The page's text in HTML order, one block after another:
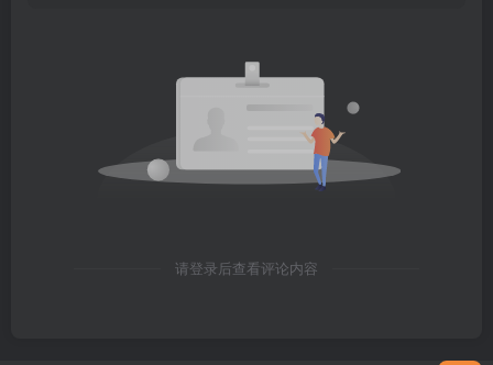
请登录后查看评论内容